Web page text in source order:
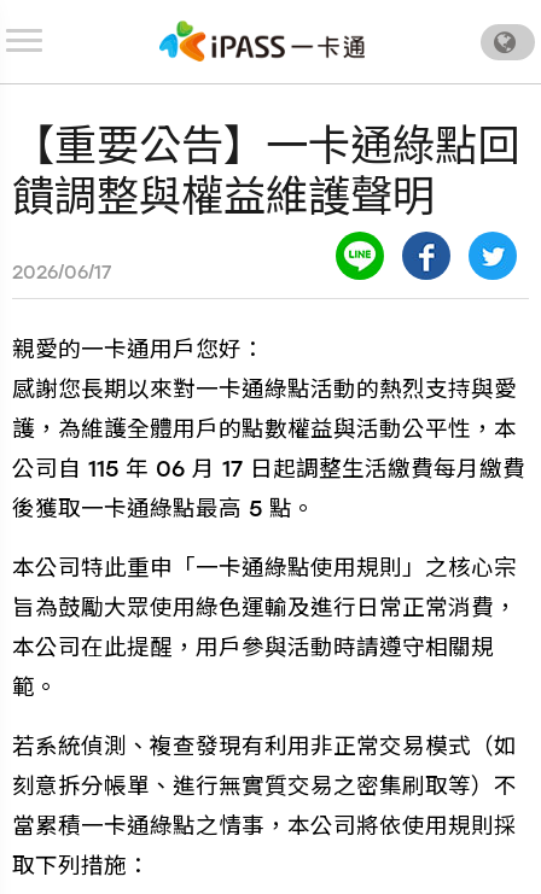
.
【重要公告】一卡通綠點回
饋調整與權益維護聲明
2026/06/17
親愛的一卡通用戶您好：
感謝您長期以來對一卡通綠點活動的熱烈支持與愛
護，為維護全體用戶的點數權益與活動公平性，本
公司自 115 年 06 月 17 日起調整生活繳費每月繳費
後獲取一卡通綠點最高 5 點。
本公司特此重申「一卡通綠點使用規則」之核心宗
旨為鼓勵大眾使用綠色運輸及進行日常正常消費，
本公司在此提醒，用戶參與活動時請遵守相關規
範。
若系統偵測、複查發現有利用非正常交易模式（如
刻意拆分帳單、進行無實質交易之密集刷取等）不
當累積一卡通綠點之情事，本公司將依使用規則採
取下列措施：